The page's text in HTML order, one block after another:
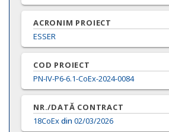
ACRONIM PROIECT
ESSER
COD PROIECT
PN-IV-P6-6.1-CoEx-2024-0084
NR./DATĂ CONTRACT
18CoExdin 02/03/2026